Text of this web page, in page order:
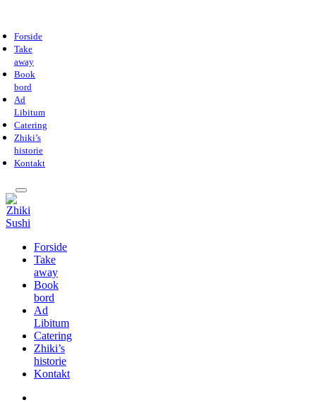
Forside
Take
away
Book
bord
Ad
Libitum
Catering
Zhiki’s
historie
Kontakt
Forside
Take
away
Book
bord
Ad
Libitum
Catering
Zhiki’s
historie
Kontakt